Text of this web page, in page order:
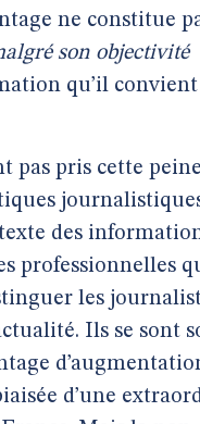
ne constitue
son objectivité
qu’il convient
pas pris cette
des
professionnelles
les
Ils se sont
d’une